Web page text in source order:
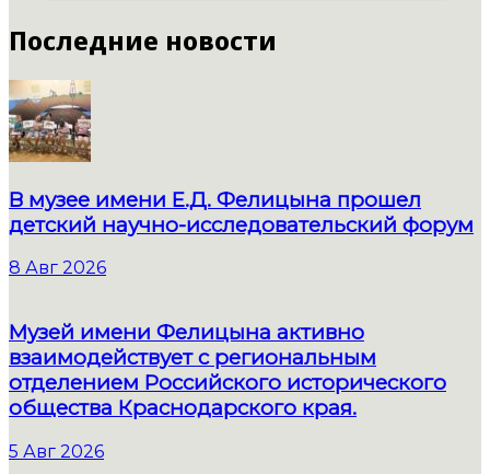
Последние новости
В музее имени Е.Д. Фелицына прошел
детский научно-исследовательский форум
8 Авг 2026
Музей имени Фелицына активно
взаимодействует с региональным
отделением Российского исторического
общества Краснодарского края.
5 Авг 2026